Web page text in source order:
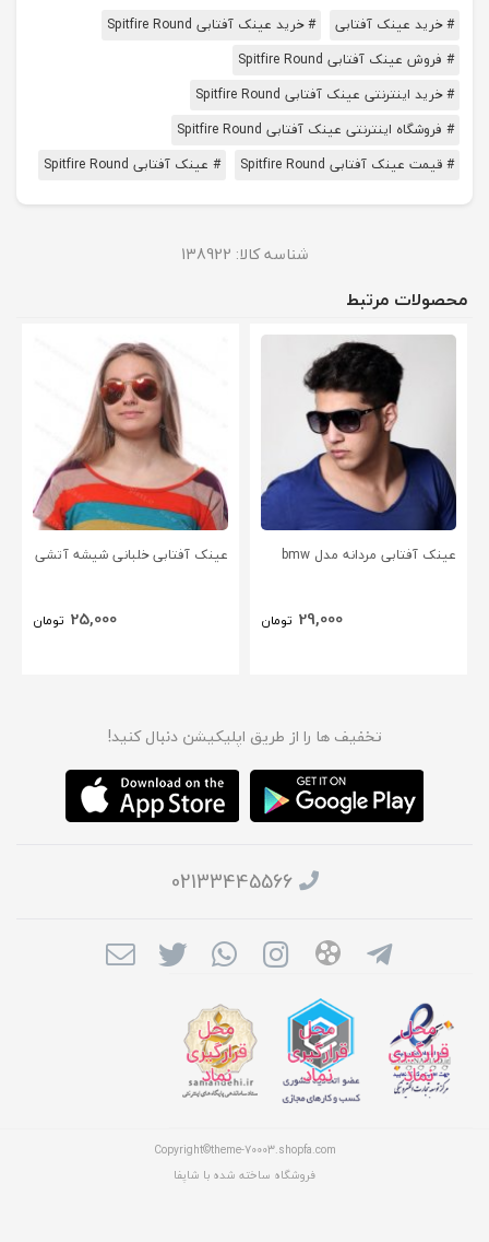
# خرید عینک آفتابی
# خرید عینک آفتابی Spitfire Round
# فروش عینک آفتابی Spitfire Round
# خرید اینترنتی عینک آفتابی Spitfire Round
# فروشگاه اینترنتی عینک آفتابی Spitfire Round
# قیمت عینک آفتابی Spitfire Round
# عینک آفتابی Spitfire Round
شناسه کالا: 138922
محصولات مرتبط
عینک آفتابی مردانه مدل bmw
29,000 تومان
عینک آفتابی خلبانی شیشه آتشی
25,000 تومان
تخفیف ها را از طریق اپلیکیشن دنبال کنید!
02133445566
Copyright©theme-70003.shopfa.com
فروشگاه ساخته شده با شاپفا